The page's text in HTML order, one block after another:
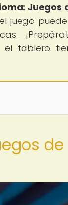
Juegos
juego
tablero
de